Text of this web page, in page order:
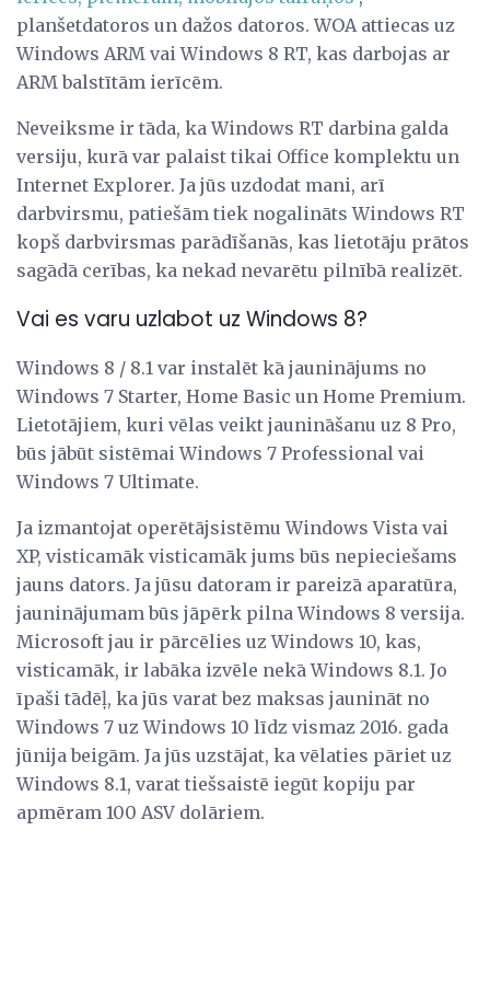
planšetdatoros un dažos datoros. WOA attiecas uz
Windows ARM vai Windows 8 RT, kas darbojas ar
ARM balstītām ierīcēm.
Neveiksme ir tāda, ka Windows RT darbina galda
versiju, kurā var palaist tikai Office komplektu un
Internet Explorer. Ja jūs uzdodat mani, arī
darbvirsmu, patiešām tiek nogalināts Windows RT
kopš darbvirsmas parādīšanās, kas lietotāju prātos
sagādā cerības, ka nekad nevarētu pilnībā realizēt.
Vai es varu uzlabot uz Windows 8?
Windows 8 / 8.1 var instalēt kā jauninājums no
Windows 7 Starter, Home Basic un Home Premium.
Lietotājiem, kuri vēlas veikt jaunināšanu uz 8 Pro,
būs jābūt sistēmai Windows 7 Professional vai
Windows 7 Ultimate.
Ja izmantojat operētājsistēmu Windows Vista vai
XP, visticamāk visticamāk jums būs nepieciešams
jauns dators. Ja jūsu datoram ir pareizā aparatūra,
jauninājumam būs jāpērk pilna Windows 8 versija.
Microsoft jau ir pārcēlies uz Windows 10, kas,
visticamāk, ir labāka izvēle nekā Windows 8.1. Jo
īpaši tādēļ, ka jūs varat bez maksas jaunināt no
Windows 7 uz Windows 10 līdz vismaz 2016. gada
jūnija beigām. Ja jūs uzstājat, ka vēlaties pāriet uz
Windows 8.1, varat tiešsaistē iegūt kopiju par
apmēram 100 ASV dolāriem.